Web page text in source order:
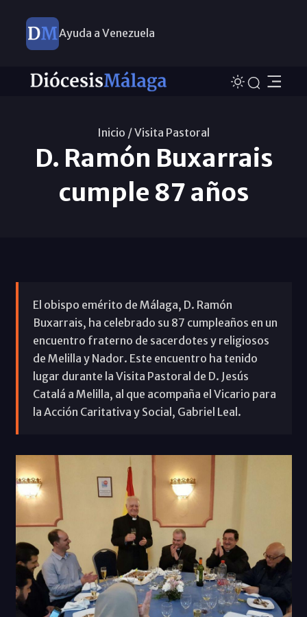
Ayuda a Venezuela
Inicio /Visita Pastoral
D. Ramón Buxarrais
cumple 87 años
El obispo emérito de Málaga, D. Ramón
Buxarrais, ha celebrado su 87 cumpleaños en un
encuentro fraterno de sacerdotes y religiosos
de Melilla y Nador. Este encuentro ha tenido
lugar durante la Visita Pastoral de D. Jesús
Catalá a Melilla, al que acompaña el Vicario para
la Acción Caritativa y Social, Gabriel Leal.